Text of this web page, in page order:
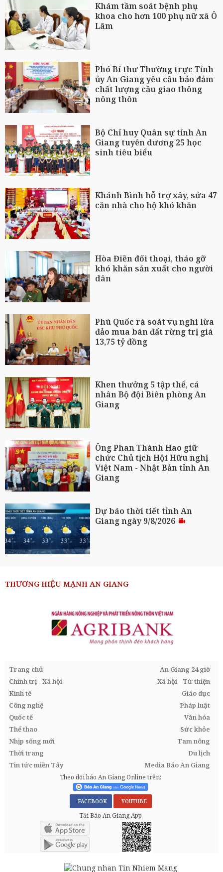
Khám tầm soát bệnh phụ
khoa cho hơn 100 phụ nữ xã Ô
Lâm
Phó Bí thư Thường trực Tỉnh
ủy An Giang yêu cầu bảo đảm
chất lượng cầu giao thông
nông thôn
Bộ Chỉ huy Quân sự tỉnh An
Giang tuyên dương 25 học
sinh tiêu biểu
Khánh Bình hỗ trợ xây, sửa 47
căn nhà cho hộ khó khăn
Hòa Điền đối thoại, tháo gỡ
khó khăn sản xuất cho người
dân
Phú Quốc rà soát vụ nghi lừa
đảo mua bán đất rừng trị giá
13,75 tỷ đồng
Khen thưởng 5 tập thể, cá
nhân Bộ đội Biên phòng An
Giang
Ông Phan Thành Hao giữ
chức Chủ tịch Hội Hữu nghị
Việt Nam - Nhật Bản tỉnh An
Giang
Dự báo thời tiết tỉnh An
Giang ngày 9/8/2026
THƯƠNG HIỆU MẠNH AN GIANG
Trang chủ
An Giang 24 giờ
Chính trị - Xã hội
Xã hội - Từ thiện
Kinh tế
Giáo dục
Công nghệ
Pháp luật
Quốc tế
Văn hóa
Thể thao
Sức khỏe
Nhịp sống mới
Tam nông
Thời trang
Du lịch
Tin tức miền Tây
Media Báo An Giang
Theo dõi báo An Giang Online trên:
FACEBOOK YOUTUBE
Tải Báo An Giang App